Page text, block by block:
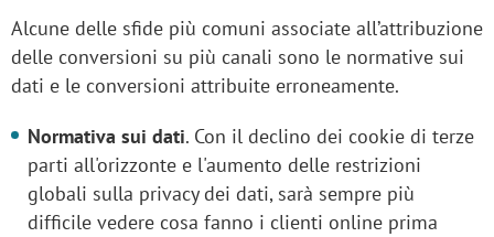
Alcune delle sfide più comuni associate all’attribuzione
delle conversioni su più canali sono le normative sui
dati e le conversioni attribuite erroneamente.
Normativa sui dati. Con il declino dei cookie di terze
parti all'orizzonte e l'aumento delle restrizioni
globali sulla privacy dei dati, sarà sempre più
difficile vedere cosa fanno i clienti online prima